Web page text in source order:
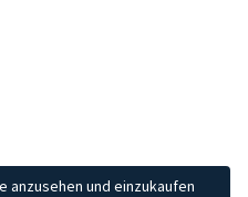
anzusehen und einzukaufen